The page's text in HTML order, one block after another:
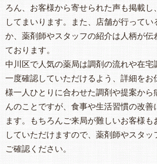
ろん、お客様から寄せられた声も掲載
してまいります。また、店舗が行って
か、薬剤師やスタッフの紹介は人柄が伝
ております。
中川区で人気の薬局は調剤の流れや在
一度確認していただけるよう、詳細を
様一人ひとりに合わせた調剤や提案から
んのことですが、食事や生活習慣の改
ます。もちろんご来局が難しいお客様
していただけますので、薬剤師やスタ
ご確認ください。